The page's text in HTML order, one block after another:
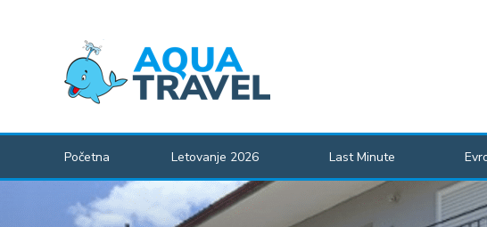
Početna Letovanje 2026 Last Minute